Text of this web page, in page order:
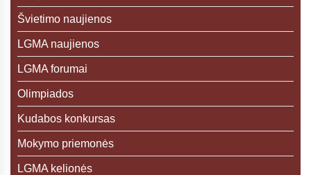
Švietimo naujienos
LGMA naujienos
LGMA forumai
Olimpiados
Kudabos konkursas
Mokymo priemonės
LGMA kelionės